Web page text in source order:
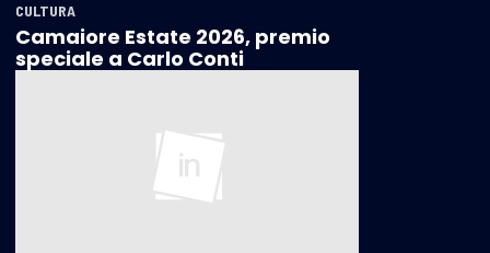
CULTURA
Camaiore Estate 2026, premio
speciale a Carlo Conti